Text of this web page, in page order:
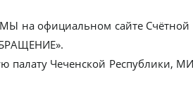
официальном сайте Счётной
палату Чеченской